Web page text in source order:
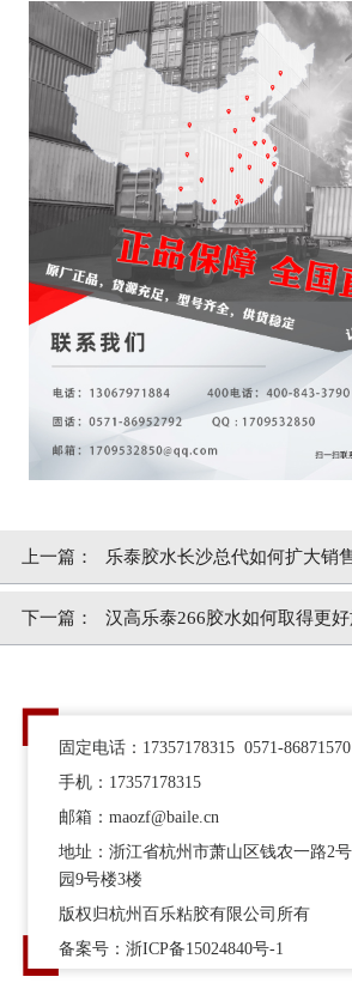
上一篇： 乐泰胶水长沙总代如何扩大销
务为重
下一篇： 汉高乐泰266胶水如何取得更
固定电话：17357178315 0571-86871570
手机：17357178315
邮箱：maozf@baile.cn
地址：浙江省杭州市萧山区钱农一路2
园9号楼3楼
版权归杭州百乐粘胶有限公司所有
备案号：浙ICP备15024840号-1